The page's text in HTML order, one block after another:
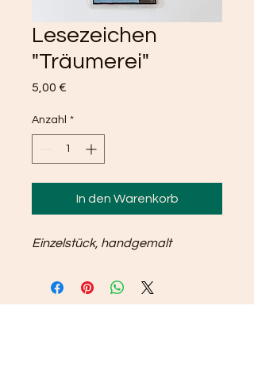
Lesezeichen
"Träumerei"
5,00 €
Anzahl *
In den Warenkorb
Einzelstück, handgemalt